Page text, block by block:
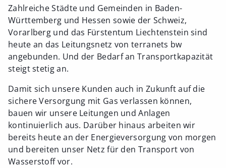
Zahlreiche Städte und Gemeinden in Baden-
Württemberg und Hessen sowie der Schweiz,
Vorarlberg und das Fürstentum Liechtenstein sind
heute an das Leitungsnetz von terranets bw
angebunden. Und der Bedarf an Transportkapazität
steigt stetig an.
Damit sich unsere Kunden auch in Zukunft auf die
sichere Versorgung mit Gas verlassen können,
bauen wir unsere Leitungen und Anlagen
kontinuierlich aus. Darüber hinaus arbeiten wir
bereits heute an der Energieversorgung von morgen
und bereiten unser Netz für den Transport von
Wasserstoff vor.